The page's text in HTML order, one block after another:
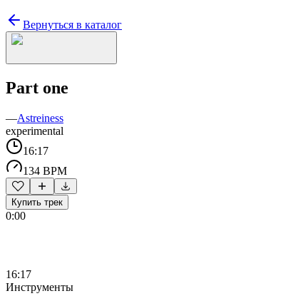
Вернуться в каталог
Part one
—Astreiness
experimental
16:17
134 BPM
Купить трек
0:00
16:17
Инструменты